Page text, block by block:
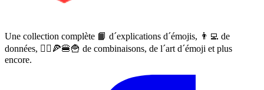
Une collection complète 📙 d´explications d´émojis, 👨‍💻 de
données, 🙅‍♀️🍕🍔🍟 de combinaisons, de l´art d´émoji et plus
encore.